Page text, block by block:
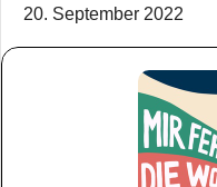
20. September 2022